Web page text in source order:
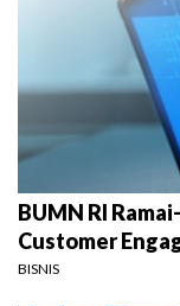
BUMN RI
Customer
BISNIS